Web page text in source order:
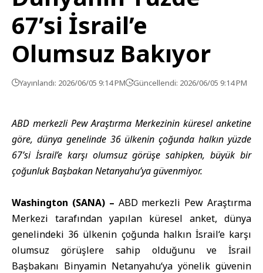
67’si İsrail’e
Olumsuz Bakıyor
Yayınlandı: 2026/06/05 9:14 PM Güncellendi: 2026/06/05 9:14 PM
ABD merkezli Pew Araştırma Merkezinin küresel anketine
göre, dünya genelinde 36 ülkenin çoğunda halkın yüzde
67’si İsrail’e karşı olumsuz görüşe sahipken, büyük bir
çoğunluk Başbakan Netanyahu’ya güvenmiyor.
Washington (SANA) – ABD merkezli Pew Araştırma
Merkezi tarafından yapılan küresel anket, dünya
genelindeki 36 ülkenin çoğunda halkın İsrail‘e karşı
olumsuz görüşlere sahip olduğunu ve İsrail
Başbakanı Binyamin Netanyahu‘ya yönelik güvenin